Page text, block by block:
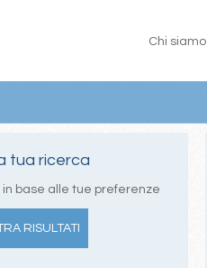
Chi siamo
tua ricerca
base alle tue preferenze
RISULTATI